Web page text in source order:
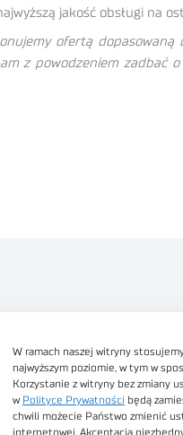
W ramach naszej witryny
najwyższym poziomie, w tym w
Korzystanie z witryny bez zmiany
w Polityce Prywatności będą
chwili możecie Państwo zmienić
internetowej. Akceptacja
jakość obsługi na
ofertą
z powodzeniem zadbać
Dostępność
Regulamin
Regulamin